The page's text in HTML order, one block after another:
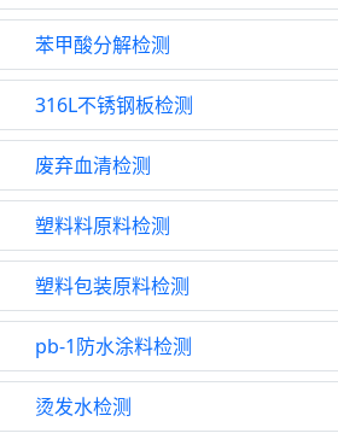
苯甲酸分解检测
316L不锈钢板检测
废弃血清检测
塑料料原料检测
塑料包装原料检测
pb-1防水涂料检测
烫发水检测